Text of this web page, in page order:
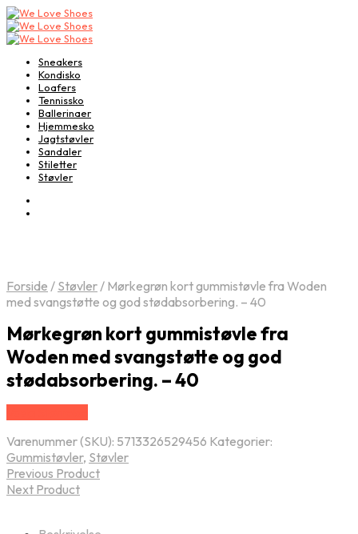
Sneakers
Kondisko
Loafers
Tennissko
Ballerinaer
Hjemmesko
Jagtstøvler
Sandaler
Stiletter
Støvler
Forside / Støvler/ Mørkegrøn kort gummistøvle fra Woden
med svangstøtte og god stødabsorbering. – 40
Mørkegrøn kort gummistøvle fra
Woden med svangstøtte og god
stødabsorbering. – 40
Varenummer (SKU): 5713326529456 Kategorier:
Gummistøvler, Støvler
Previous Product
Next Product